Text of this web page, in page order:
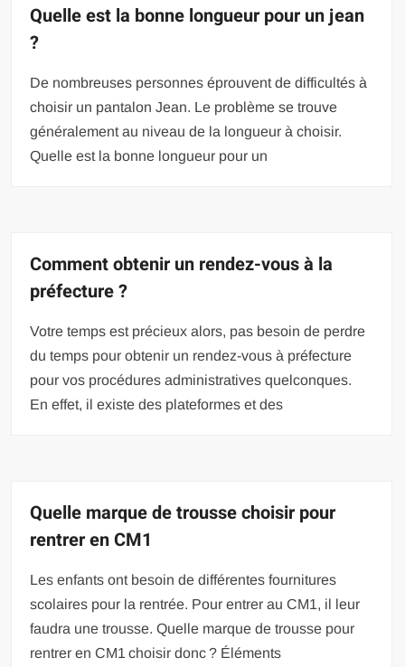
Quelle est la bonne longueur pour un jean
?
De nombreuses personnes éprouvent de difficultés à
choisir un pantalon Jean. Le problème se trouve
généralement au niveau de la longueur à choisir.
Quelle est la bonne longueur pour un
Comment obtenir un rendez-vous à la
préfecture ?
Votre temps est précieux alors, pas besoin de perdre
du temps pour obtenir un rendez-vous à préfecture
pour vos procédures administratives quelconques.
En effet, il existe des plateformes et des
Quelle marque de trousse choisir pour
rentrer en CM1
Les enfants ont besoin de différentes fournitures
scolaires pour la rentrée. Pour entrer au CM1, il leur
faudra une trousse. Quelle marque de trousse pour
rentrer en CM1 choisir donc ? Éléments